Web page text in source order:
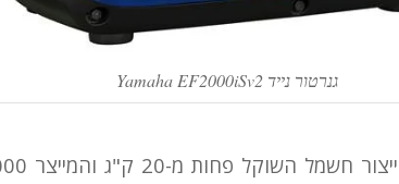
גנרטור נייד Yamaha EF2000iSv2